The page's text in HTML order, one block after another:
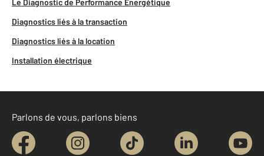
Diagnostics liés à la transaction
Diagnostics liés à la location
Installation électrique
Parlons de vous, parlons biens